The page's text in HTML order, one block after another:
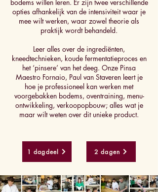
bodems willen leren. Er zijn twee verschillende
opties afhankelijk van de intensiviteit waar je
mee wilt werken, waar zowel theorie als
praktijk wordt behandeld.
Leer alles over de ingrediënten,
kneedtechnieken, koude fermentatieproces en
het ‘pinsere’ van het deeg. Onze Pinsa
Maestro Fornaio, Paul van Staveren leert je
hoe je professioneel kan werken met
voorgebakken bodems, oventraining, menu-
ontwikkeling, verkoopopbouw; alles wat je
maar wilt weten over dit unieke product.
1 dagdeel 2 dagen